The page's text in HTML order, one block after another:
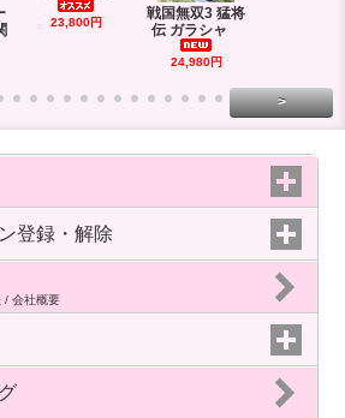
23,800円
戦国無双3 猛将
伝 ガラシャ
24,980円
>
登録・解除
/ 会社概要